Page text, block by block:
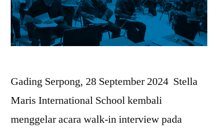
Gading Serpong, 28 September 2024 Stella
Maris International School kembali
menggelar acara walk-in interview pada